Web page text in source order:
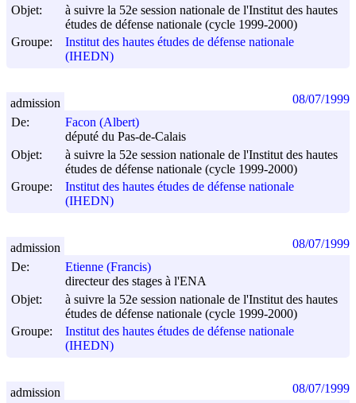
Objet:
à suivre la 52e session nationale de l'Institut des hautes
études de défense nationale (cycle 1999-2000)
Groupe:
Institut des hautes études de défense nationale
(IHEDN)
De:
Facon (Albert)
député du Pas-de-Calais
Objet:
à suivre la 52e session nationale de l'Institut des hautes
études de défense nationale (cycle 1999-2000)
Groupe:
Institut des hautes études de défense nationale
(IHEDN)
admission 08/07/1999
De:
Etienne (Francis)
directeur des stages à l'ENA
Objet:
à suivre la 52e session nationale de l'Institut des hautes
études de défense nationale (cycle 1999-2000)
Groupe:
Institut des hautes études de défense nationale
(IHEDN)
admission 08/07/1999
admission 08/07/1999